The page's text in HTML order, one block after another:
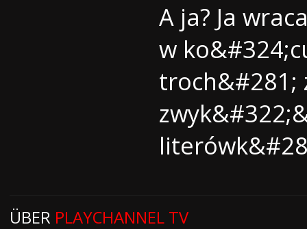
A ja? Ja
w
troch&#281;
ÜBER PLAYCHANNEL TV